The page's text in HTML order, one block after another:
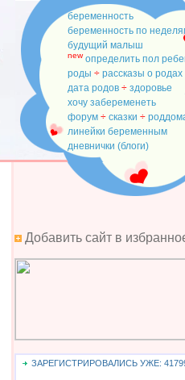
беременность
беременность по
будущий малыш
new определить пол
роды ÷ рассказы о родах
дата родов ÷ здоровье
хочу забеременеть
форум ÷ сказки ÷
линейки беременным
дневнички (блоги)
Добавить сайт в
ЗАРЕГИСТРИРОВАЛИСЬ УЖЕ: